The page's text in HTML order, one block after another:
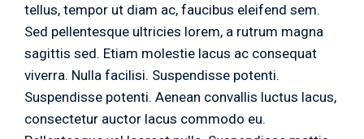
tellus, tempor ut diam ac, faucibus eleifend sem.
Sed pellentesque ultricies lorem, a rutrum magna
sagittis sed. Etiam molestie lacus ac consequat
viverra. Nulla facilisi. Suspendisse potenti.
Suspendisse potenti. Aenean convallis luctus lacus,
consectetur auctor lacus commodo eu.